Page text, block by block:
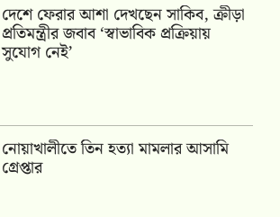
দেশে ফেরার আশা দেখছেন সাকিব, ক্রীড়া
প্রতিমন্ত্রীর জবাব ‘স্বাভাবিক প্রক্রিয়ায়
সুযোগ নেই’
নোয়াখালীতে তিন হত্যা মামলার আসামি
গ্রেপ্তার